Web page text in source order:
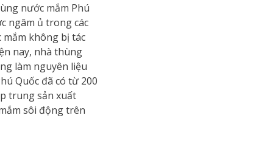
nước mắm Phú
ngâm ủ trong các
không bị tác
nay, nhà thùng
làm nguyên liệu
Quốc đã có từ 200
trung sản xuất
sôi động trên